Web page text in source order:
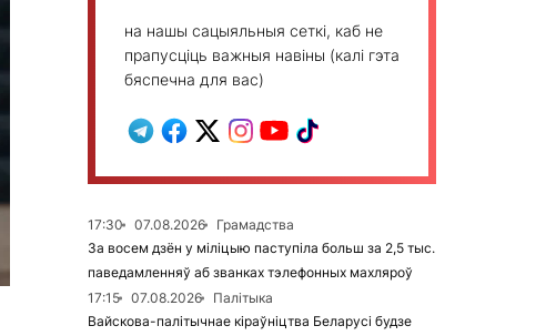
на нашы сацыяльныя сеткі, каб не
прапусціць важныя навіны (калі гэта
бяспечна для вас)
17:30 07.08.2026
Грамадства
За восем дзён у міліцыю паступіла больш за 2,5 тыс.
паведамленняў аб званках тэлефонных махляроў
17:15
07.08.2026
Палітыка
Вайскова-палітычнае кіраўніцтва Беларусі будзе